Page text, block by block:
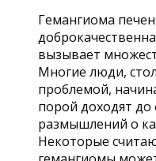
Гемангиома
вызывает
Многие люди,
проблемой,
порой доходят до
размышлений о
Некоторые